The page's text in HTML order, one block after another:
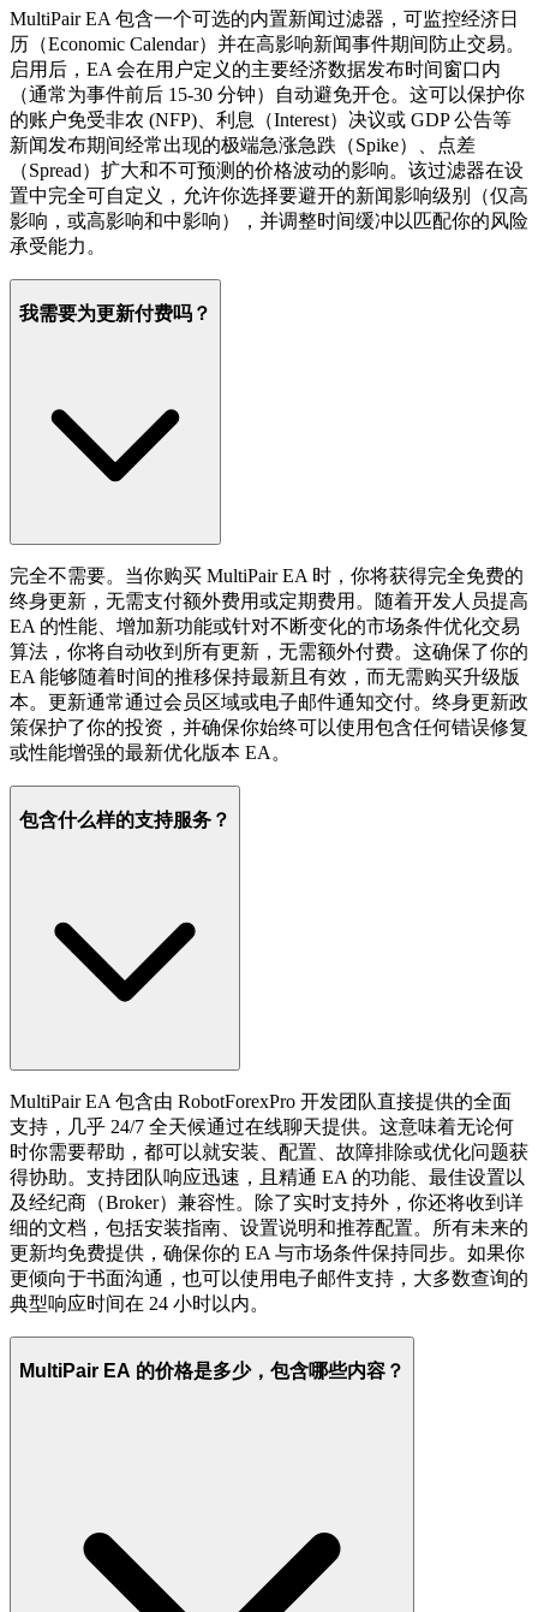
MultiPair EA 包含一个可选的内置新闻过滤器，可监控经济日
历（Economic Calendar）并在高影响新闻事件期间防止交易。
启用后，EA 会在用户定义的主要经济数据发布时间窗口内
（通常为事件前后 15-30 分钟）自动避免开仓。这可以保护你
的账户免受非农 (NFP)、利息（Interest）决议或 GDP 公告等
新闻发布期间经常出现的极端急涨急跌（Spike）、点差
（Spread）扩大和不可预测的价格波动的影响。该过滤器在设
置中完全可自定义，允许你选择要避开的新闻影响级别（仅高
影响，或高影响和中影响），并调整时间缓冲以匹配你的风险
承受能力。
我需要为更新付费吗？
完全不需要。当你购买 MultiPair EA 时，你将获得完全免费的
终身更新，无需支付额外费用或定期费用。随着开发人员提高
EA 的性能、增加新功能或针对不断变化的市场条件优化交易
算法，你将自动收到所有更新，无需额外付费。这确保了你的
EA 能够随着时间的推移保持最新且有效，而无需购买升级版
本。更新通常通过会员区域或电子邮件通知交付。终身更新政
策保护了你的投资，并确保你始终可以使用包含任何错误修复
或性能增强的最新优化版本 EA。
包含什么样的支持服务？
MultiPair EA 包含由 RobotForexPro 开发团队直接提供的全面
支持，几乎 24/7 全天候通过在线聊天提供。这意味着无论何
时你需要帮助，都可以就安装、配置、故障排除或优化问题获
得协助。支持团队响应迅速，且精通 EA 的功能、最佳设置以
及经纪商（Broker）兼容性。除了实时支持外，你还将收到详
细的文档，包括安装指南、设置说明和推荐配置。所有未来的
更新均免费提供，确保你的 EA 与市场条件保持同步。如果你
更倾向于书面沟通，也可以使用电子邮件支持，大多数查询的
典型响应时间在 24 小时以内。
MultiPair EA 的价格是多少，包含哪些内容？